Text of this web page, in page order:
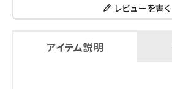
レビューを書く
アイテム説明